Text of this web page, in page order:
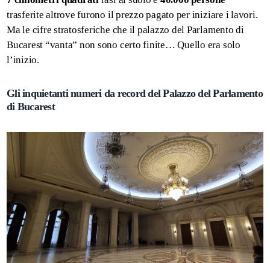
trasferite altrove furono il prezzo pagato per iniziare i lavori.
Ma le cifre stratosferiche che il palazzo del Parlamento di
Bucarest “vanta” non sono certo finite… Quello era solo
l’inizio.
Gli inquietanti numeri da record del Palazzo del Parlamento
di Bucarest